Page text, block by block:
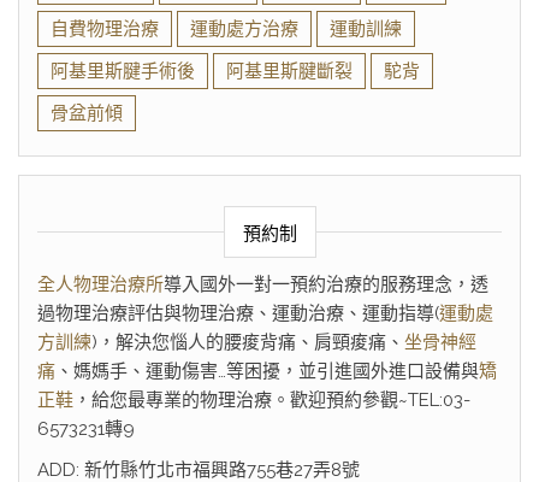
自費物理治療
運動處方治療
運動訓練
阿基里斯腱手術後
阿基里斯腱斷裂
駝背
骨盆前傾
預約制
全人物理治療所導入國外一對一預約治療的服務理念，透
過物理治療評估與物理治療、運動治療、運動指導(運動處
方訓練)，解決您惱人的腰痠背痛、肩頸痠痛、 坐骨神經
痛 、媽媽手、運動傷害…等困擾，並引進國外進口設備與矯
正鞋 ，給您最專業的物理治療。歡迎預約參觀~TEL:03-
6573231轉9
ADD: 新竹縣竹北市福興路755巷27弄8號